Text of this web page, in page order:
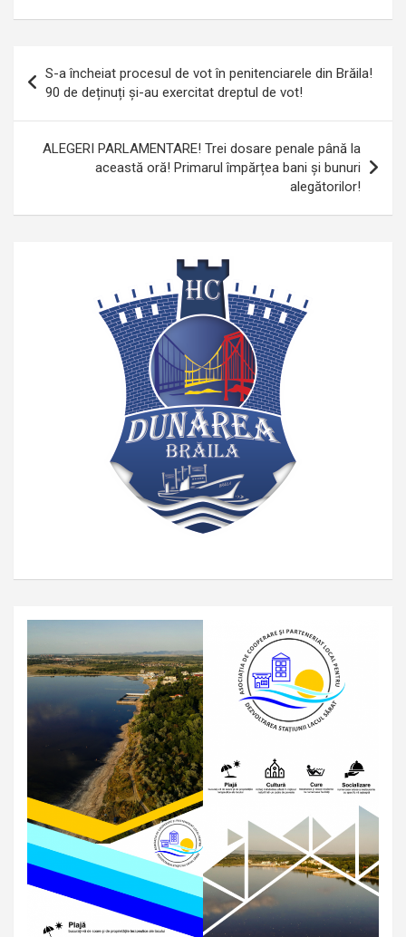
în
articole
S-a încheiat procesul de vot în penitenciarele din Brăila!
90 de deținuți și-au exercitat dreptul de vot!
ALEGERI PARLAMENTARE! Trei dosare penale până la
această oră! Primarul împărțea bani și bunuri
alegătorilor!